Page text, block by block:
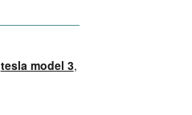
tesla model 3,